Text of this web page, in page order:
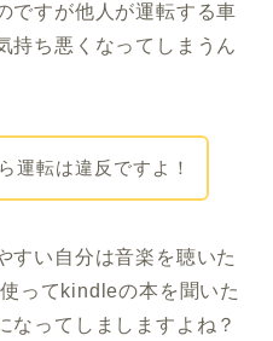
ですが他人が運転する車
持ち悪くなってしまうん
運転は違反ですよ！
すい自分は音楽を聴いた
ってkindleの本を聞いた
なってしましますよね？